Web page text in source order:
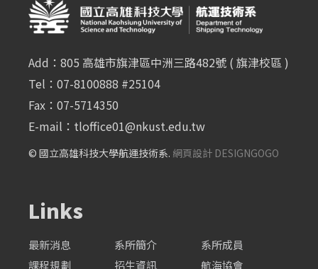
Add：805 高雄市旗津區中洲三路482號 ( 旗津校區 )
Tel：07-8100888 #25104
Fax：07-5714350
E-mail： tloffice01@nkust.edu.tw
© 國立高雄科技大學航運技術系. 網頁設計 DESIGNGOGO
Links
最新消息 系所簡介
系所成員
課程規劃
招生資訊 航海協會